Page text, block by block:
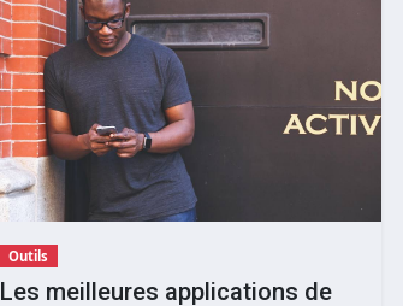
Outils
Les meilleures applications de